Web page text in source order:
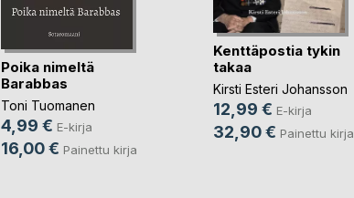
Poika nimeltä
Barabbas
Toni Tuomanen
4,99 € E-kirja
16,00 € Painettu kirja
Kenttäpostia tykin
takaa
Kirsti Esteri Johansson
12,99 € E-kirja
32,90 € Painettu kirja